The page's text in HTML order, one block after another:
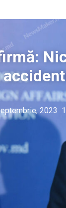
2023